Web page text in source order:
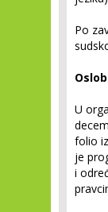
Po
U
folio
je
i